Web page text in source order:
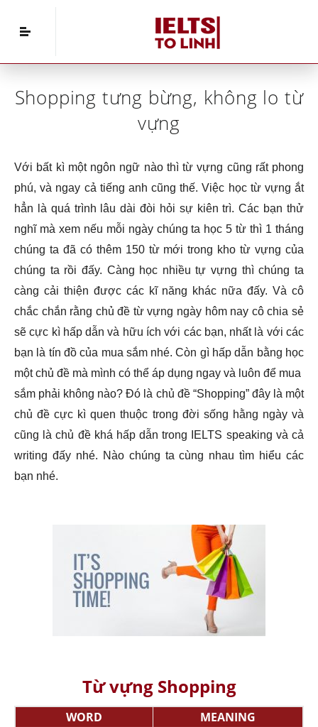
IELTS Vocabulary»Shopping tưng bừng,
không lo từ vựng
Shopping tưng bừng, không lo từ
vựng
Với bất kì một ngôn ngữ nào thì từ vựng cũng rất phong
phú, và ngay cả tiếng anh cũng thế. Việc học từ vựng ắt
hẳn là quá trình lâu dài đòi hỏi sự kiên trì. Các bạn thử
nghĩ mà xem nếu mỗi ngày chúng ta học 5 từ thì 1 tháng
chúng ta đã có thêm 150 từ mới trong kho từ vựng của
chúng ta rồi đấy. Càng học nhiều tự vựng thì chúng ta
càng cải thiện được các kĩ năng khác nữa đấy. Và cô
chắc chắn rằng chủ đề từ vựng ngày hôm nay cô chia sẻ
sẽ cực kì hấp dẫn và hữu ích với các bạn, nhất là với các
bạn là tín đồ của mua sắm nhé. Còn gì hấp dẫn bằng học
một chủ đề mà mình có thể áp dụng ngay và luôn để mua
sắm phải không nào? Đó là chủ đề “Shopping” đây là một
chủ đề cực kì quen thuộc trong đời sống hằng ngày và
cũng là chủ đề khá hấp dẫn trong IELTS speaking và cả
writing đấy nhé. Nào chúng ta cùng nhau tìm hiểu các
bạn nhé.
Từ vựng Shopping
WORD
MEANING